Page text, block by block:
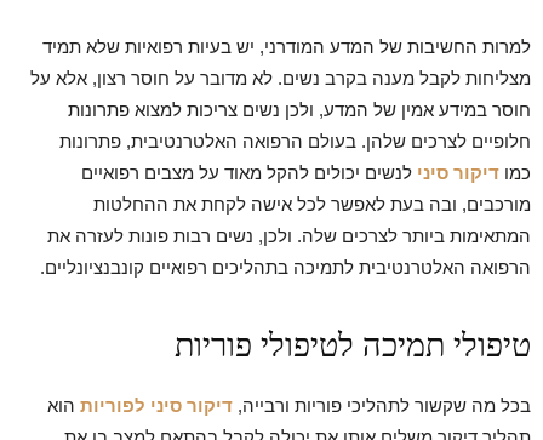
למרות החשיבות של המדע המודרני, יש בעיות רפואיות שלא תמיד
מצליחות לקבל מענה בקרב נשים. לא מדובר על חוסר רצון, אלא על
חוסר במידע אמין של המדע, ולכן נשים צריכות למצוא פתרונות
חלופיים לצרכים שלהן. בעולם הרפואה האלטרנטיבית, פתרונות
כמו דיקור סיני לנשים יכולים להקל מאוד על מצבים רפואיים
מורכבים, ובה בעת לאפשר לכל אישה לקחת את ההחלטות
המתאימות ביותר לצרכים שלה. ולכן, נשים רבות פונות לעזרה את
הרפואה האלטרנטיבית לתמיכה בתהליכים רפואיים קונבנציונליים.
טיפולי תמיכה לטיפולי פוריות
בכל מה שקשור לתהליכי פוריות ורבייה, דיקור סיני לפוריות הוא